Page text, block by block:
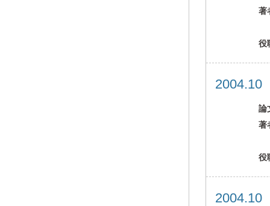
著
役
論
著
役